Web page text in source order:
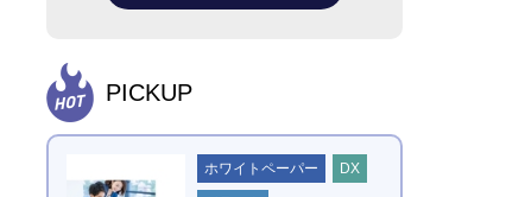
PICKUP
ホワイトペーパー DX